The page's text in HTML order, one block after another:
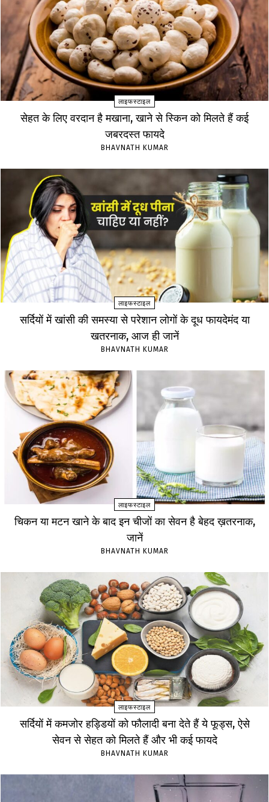
लाइफस्टाइल
सेहत के लिए वरदान है मखाना, खाने से स्किन को मिलते हैं कई
जबरदस्त फायदे
BHAVNATH KUMAR
लाइफस्टाइल
सर्दियों में खांसी की समस्या से परेशान लोगों के दूध फायदेमंद या
खतरनाक, आज ही जानें
BHAVNATH KUMAR
लाइफस्टाइल
चिकन या मटन खाने के बाद इन चीजों का सेवन है बेहद ख़तरनाक,
जानें
BHAVNATH KUMAR
लाइफस्टाइल
सर्दियों में कमजोर हड्डियों को फौलादी बना देते हैं ये फूड्स, ऐसे
सेवन से सेहत को मिलते हैं और भी कई फायदे
BHAVNATH KUMAR